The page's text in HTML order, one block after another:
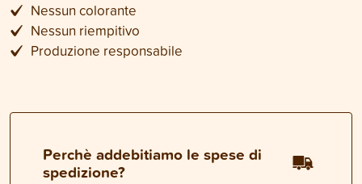
Nessun colorante
Nessun riempitivo
Produzione responsabile
Perchè addebitiamo le spese di
spedizione?